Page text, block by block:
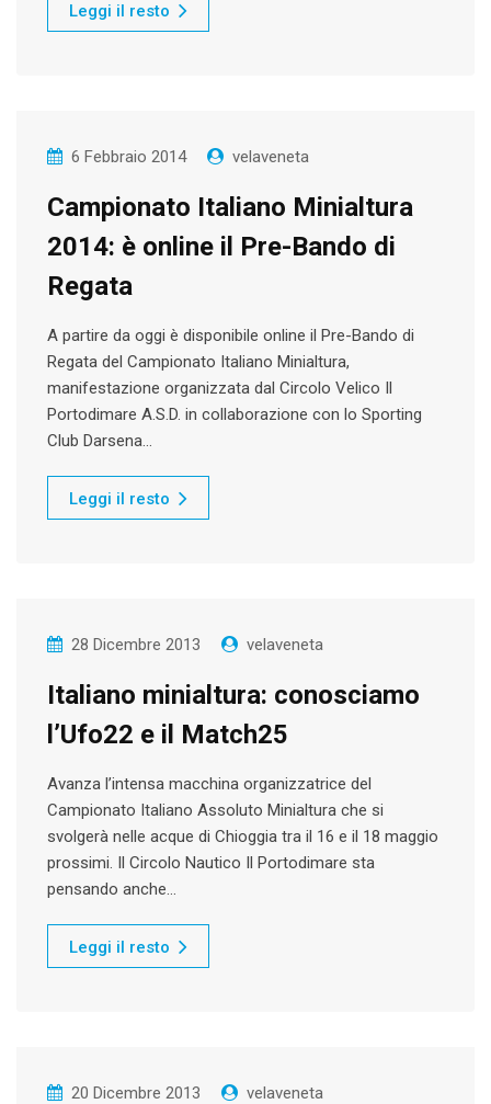
Leggi il resto
6 Febbraio 2014 velaveneta
Campionato Italiano Minialtura
2014: è online il Pre-Bando di
Regata
A partire da oggi è disponibile online il Pre-Bando di
Regata del Campionato Italiano Minialtura,
manifestazione organizzata dal Circolo Velico Il
Portodimare A.S.D. in collaborazione con lo Sporting
Club Darsena…
Leggi il resto
28 Dicembre 2013 velaveneta
Italiano minialtura: conosciamo
l’Ufo22 e il Match25
Avanza l’intensa macchina organizzatrice del
Campionato Italiano Assoluto Minialtura che si
svolgerà nelle acque di Chioggia tra il 16 e il 18 maggio
prossimi. Il Circolo Nautico Il Portodimare sta
pensando anche…
Leggi il resto
20 Dicembre 2013 velaveneta